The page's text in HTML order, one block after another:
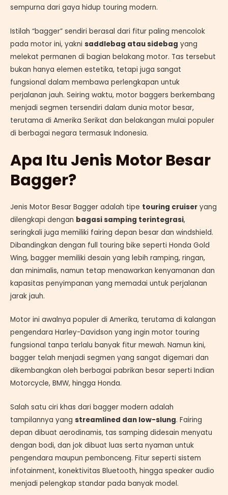
sempurna dari gaya hidup touring modern.
Istilah “bagger” sendiri berasal dari fitur paling mencolok
pada motor ini, yakni saddlebag atau sidebag yang
melekat permanen di bagian belakang motor. Tas tersebut
bukan hanya elemen estetika, tetapi juga sangat
fungsional dalam membawa perlengkapan untuk
perjalanan jauh. Seiring waktu, motor baggers berkembang
menjadi segmen tersendiri dalam dunia motor besar,
terutama di Amerika Serikat dan belakangan mulai populer
di berbagai negara termasuk Indonesia.
Apa Itu Jenis Motor Besar
Bagger?
Jenis Motor Besar Bagger adalah tipe touring cruiser yang
dilengkapi dengan bagasi samping terintegrasi,
seringkali juga memiliki fairing depan besar dan windshield.
Dibandingkan dengan full touring bike seperti Honda Gold
Wing, bagger memiliki desain yang lebih ramping, ringan,
dan minimalis, namun tetap menawarkan kenyamanan dan
kapasitas penyimpanan yang memadai untuk perjalanan
jarak jauh.
Motor ini awalnya populer di Amerika, terutama di kalangan
pengendara Harley-Davidson yang ingin motor touring
fungsional tanpa terlalu banyak fitur mewah. Namun kini,
bagger telah menjadi segmen yang sangat digemari dan
dikembangkan oleh berbagai pabrikan besar seperti Indian
Motorcycle, BMW, hingga Honda.
Salah satu ciri khas dari bagger modern adalah
tampilannya yang streamlined dan low-slung. Fairing
depan dibuat aerodinamis, tas samping didesain menyatu
dengan bodi, dan jok dibuat luas serta nyaman untuk
pengendara maupun pembonceng. Fitur seperti sistem
infotainment, konektivitas Bluetooth, hingga speaker audio
menjadi pelengkap standar pada banyak model.